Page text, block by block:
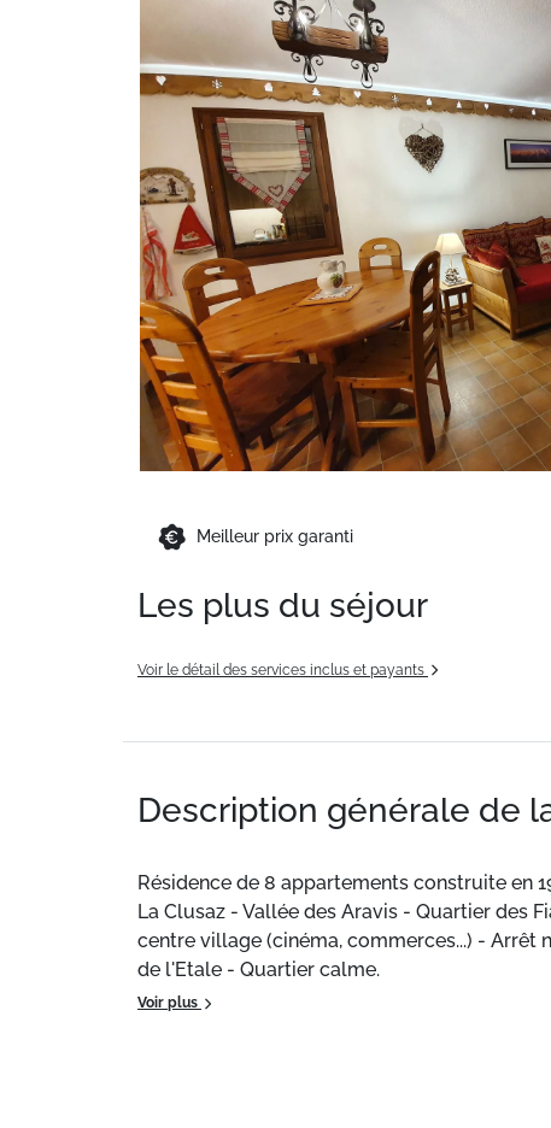
Meilleur prix garanti
Les plus du séjour
Voir le détail des services inclus et payants
Description générale de
Résidence de 8 appartements construite en
La Clusaz - Vallée des Aravis - Quartier des
centre village (cinéma, commerces...) - Arrêt
de l'Etale - Quartier calme.
Voir plus